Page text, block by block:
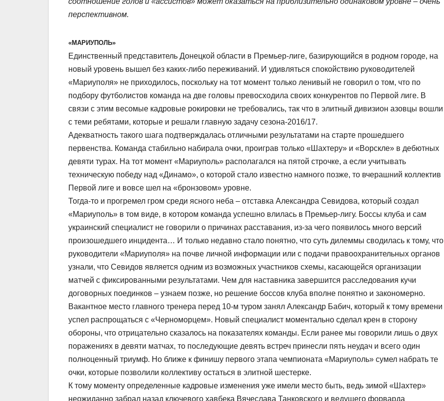
перспективном.
«МАРИУПОЛЬ»
Единственный представитель Донецкой области в Премьер-лиге, базирующийся в родном городе, на
новый уровень вышел без каких-либо переживаний. И удивляться спокойствию руководителей
«Мариуполя» не приходилось, поскольку на тот момент только ленивый не говорил о том, что по
подбору футболистов команда на две головы превосходила своих конкурентов по Первой лиге. В
связи с этим весомые кадровые рокировки не требовались, так что в элитный дивизион азовцы вошли
с теми ребятами, которые и решали главную задачу сезона-2016/17.
Адекватность такого шага подтверждалась отличными результатами на старте прошедшего
первенства. Команда стабильно набирала очки, проиграв только «Шахтеру» и «Ворскле» в дебютных
девяти турах. На тот момент «Мариуполь» располагался на пятой строчке, а если учитывать
техническую победу над «Динамо», о которой стало известно намного позже, то вчерашний коллектив
Первой лиге и вовсе шел на «бронзовом» уровне.
Тогда-то и прогремел гром среди ясного неба – отставка Александра Севидова, который создал
«Мариуполь» в том виде, в котором команда успешно влилась в Премьер-лигу. Боссы клуба и сам
украинский специалист не говорили о причинах расставания, из-за чего появилось много версий
произошедшего инцидента… И только недавно стало понятно, что суть дилеммы сводилась к тому, что
руководители «Мариуполя» на почве личной информации или с подачи правоохранительных органов
узнали, что Севидов является одним из возможных участников схемы, касающейся организации
матчей с фиксированными результатами. Чем для наставника завершится расследования кучи
договорных поединков – узнаем позже, но решение боссов клуба вполне понятно и закономерно.
Вакантное место главного тренера перед 10-м туром занял Александр Бабич, который к тому времени
успел распрощаться с «Черноморцем». Новый специалист моментально сделал крен в сторону
обороны, что отрицательно сказалось на показателях команды. Если ранее мы говорили лишь о двух
поражениях в девяти матчах, то последующие девять встреч принесли пять неудач и всего один
полноценный триумф. Но ближе к финишу первого этапа чемпионата «Мариуполь» сумел набрать те
очки, которые позволили коллективу остаться в элитной шестерке.
К тому моменту определенные кадровые изменения уже имели место быть, ведь зимой «Шахтер»
неожиданно забрал назад ключевого хавбека Вячеслава Танковского и ведущего форварда